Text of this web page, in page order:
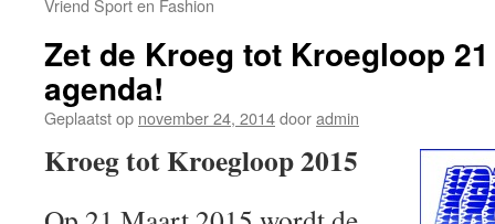
Vriend Sport en Fashion
Zet de Kroeg tot Kroegloop
agenda!
Geplaatst op november 24, 2014dooradmin
Kroeg tot Kroegloop 2015